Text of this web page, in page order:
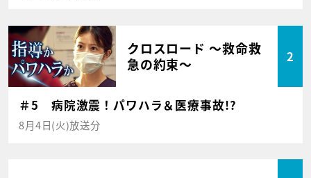
クロスロード ～救命救
急の約束～
2
＃5 病院激震！パワハラ＆医療事故!?
8月4日(火)放送分